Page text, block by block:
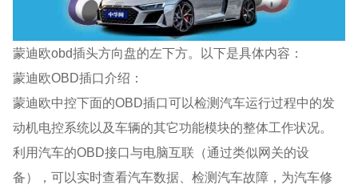
蒙迪欧obd插头方向盘的左下方。以下是具体内容：
蒙迪欧OBD插口介绍：
蒙迪欧中控下面的OBD插口可以检测汽车运行过程中的发
动机电控系统以及车辆的其它功能模块的整体工作状况。
利用汽车的OBD接口与电脑互联（通过类似网关的设
备），可以实时查看汽车数据、检测汽车故障，为汽车修